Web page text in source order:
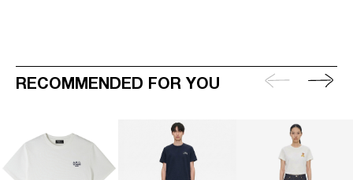
RECOMMENDED FOR YOU